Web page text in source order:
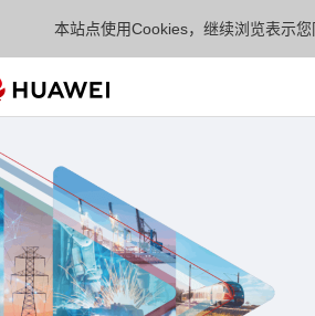
本站点使用Cookies，继续浏览表示